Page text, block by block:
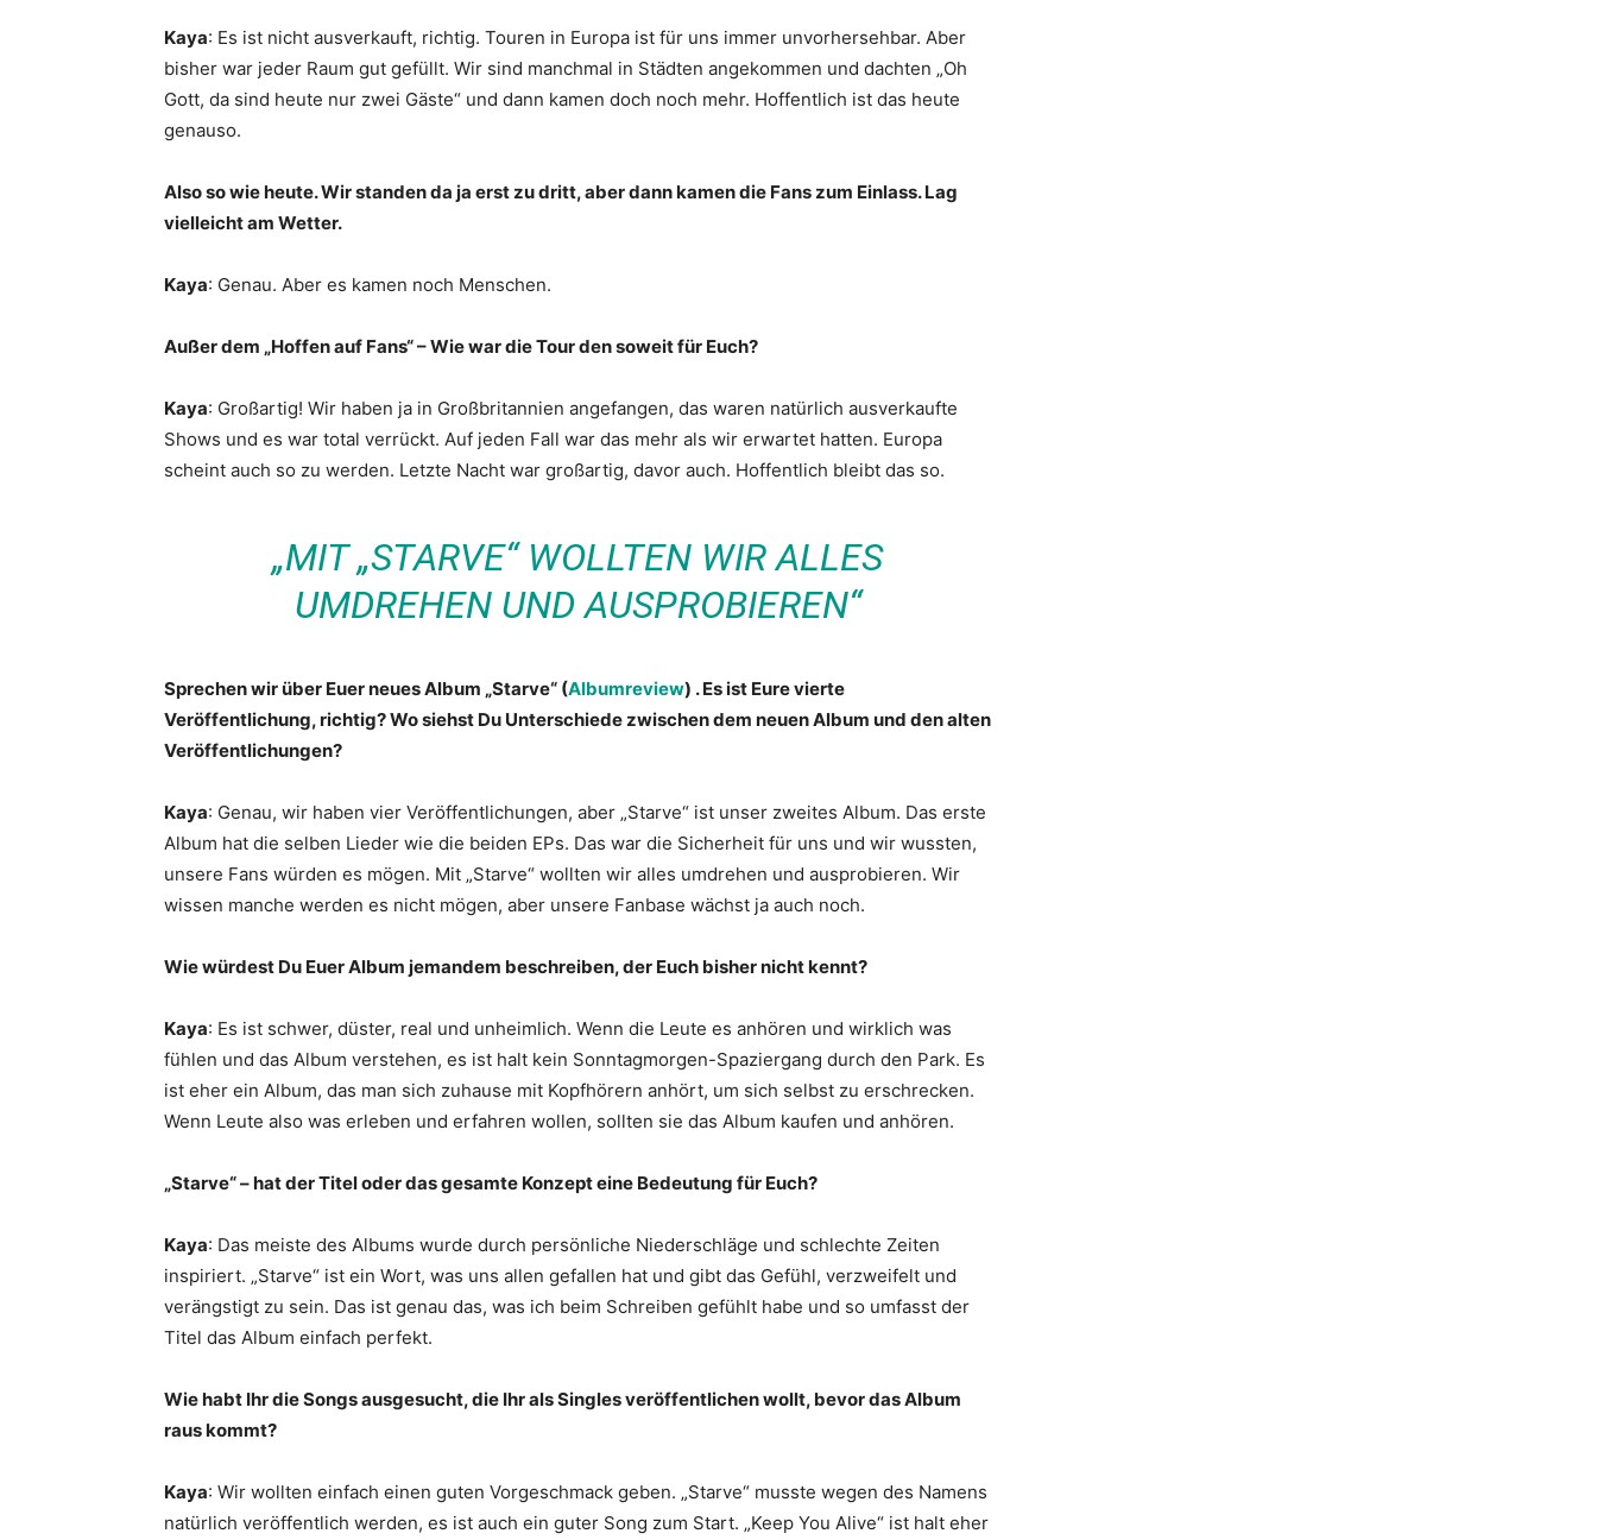
Kaya: Es ist nicht ausverkauft, richtig. Touren in Europa ist für uns immer unvorhersehbar. Aber
bisher war jeder Raum gut gefüllt. Wir sind manchmal in Städten angekommen und dachten „Oh
Gott, da sind heute nur zwei Gäste“ und dann kamen doch noch mehr. Hoffentlich ist das heute
genauso.
Also so wie heute. Wir standen da ja erst zu dritt, aber dann kamen die Fans zum Einlass. Lag
vielleicht am Wetter.
Kaya: Genau. Aber es kamen noch Menschen.
Außer dem „Hoffen auf Fans“ – Wie war die Tour den soweit für Euch?
Kaya: Großartig! Wir haben ja in Großbritannien angefangen, das waren natürlich ausverkaufte
Shows und es war total verrückt. Auf jeden Fall war das mehr als wir erwartet hatten. Europa
scheint auch so zu werden. Letzte Nacht war großartig, davor auch. Hoffentlich bleibt das so.
„MIT „STARVE“ WOLLTEN WIR ALLES
UMDREHEN UND AUSPROBIEREN“
Sprechen wir über Euer neues Album „Starve“ (Albumreview) . Es ist Eure vierte
Veröffentlichung, richtig?Wo siehst Du Unterschiede zwischen dem neuen Album und den alten
Veröffentlichungen?
Kaya: Genau, wir haben vier Veröffentlichungen, aber „Starve“ ist unser zweites Album. Das erste
Album hat die selben Lieder wie die beiden EPs. Das war die Sicherheit für uns und wir wussten,
unsere Fans würden es mögen. Mit „Starve“ wollten wir alles umdrehen und ausprobieren. Wir
wissen manche werden es nicht mögen, aber unsere Fanbase wächst ja auch noch.
Wie würdest Du Euer Album jemandem beschreiben, der Euch bisher nicht kennt?
Kaya: Es ist schwer, düster, real und unheimlich. Wenn die Leute es anhören und wirklich was
fühlen und das Album verstehen, es ist halt kein Sonntagmorgen-Spaziergang durch den Park. Es
ist eher ein Album, das man sich zuhause mit Kopfhörern anhört, um sich selbst zu erschrecken.
Wenn Leute also was erleben und erfahren wollen, sollten sie das Album kaufen und anhören.
„Starve“ – hat der Titel oder das gesamte Konzept eine Bedeutung für Euch?
Kaya: Das meiste des Albums wurde durch persönliche Niederschläge und schlechte Zeiten
inspiriert. „Starve“ ist ein Wort, was uns allen gefallen hat und gibt das Gefühl, verzweifelt und
verängstigt zu sein. Das ist genau das, was ich beim Schreiben gefühlt habe und so umfasst der
Titel das Album einfach perfekt.
Wie habt Ihr die Songs ausgesucht, die Ihr als Singles veröffentlichen wollt, bevor das Album
raus kommt?
Kaya: Wir wollten einfach einen guten Vorgeschmack geben. „Starve“ musste wegen des Namens
natürlich veröffentlich werden, es ist auch ein guter Song zum Start. „Keep You Alive“ ist halt eher